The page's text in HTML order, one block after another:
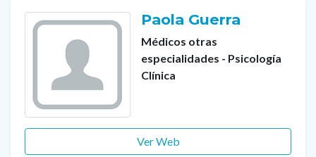
Paola Guerra
Médicos otras
especialidades - Psicología
Clínica
Ver Web